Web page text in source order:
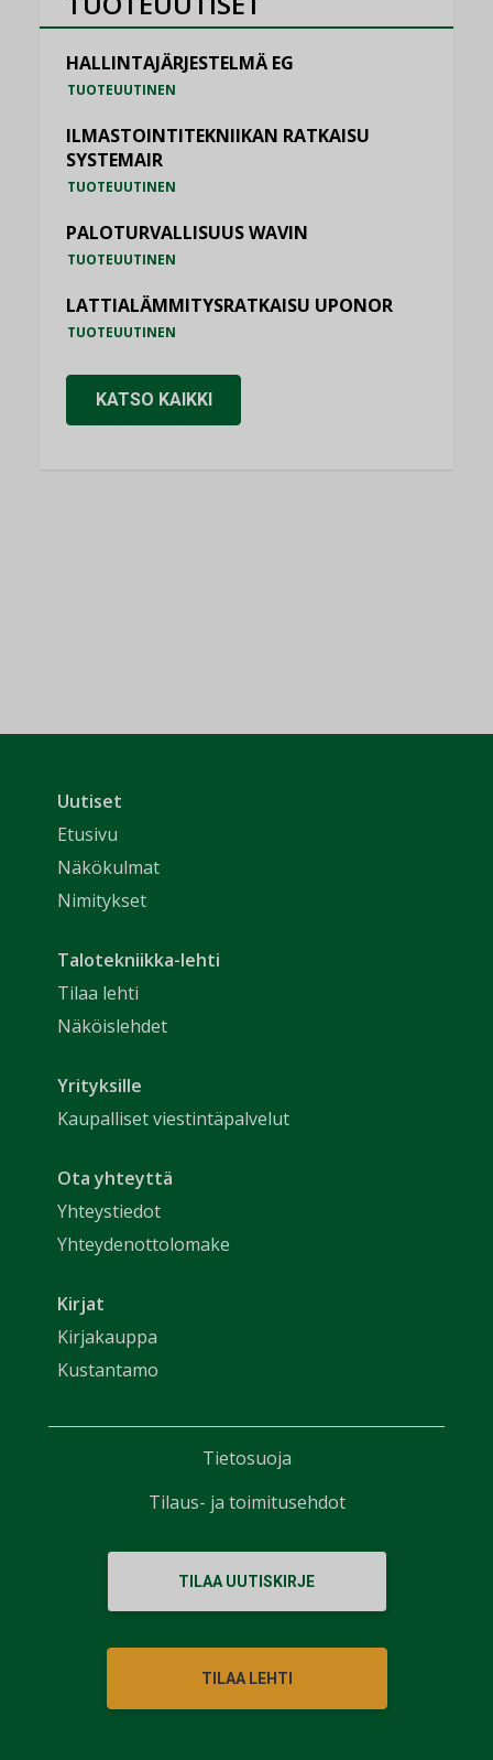
HALLINTAJÄRJESTELMÄ EG
TUOTEUUTINEN
ILMASTOINTITEKNIIKAN RATKAISU
SYSTEMAIR
TUOTEUUTINEN
PALOTURVALLISUUS WAVIN
TUOTEUUTINEN
LATTIALÄMMITYSRATKAISU UPONOR
TUOTEUUTINEN
KATSO KAIKKI
Uutiset
Etusivu
Näkökulmat
Nimitykset
Talotekniikka-lehti
Tilaa lehti
Näköislehdet
Yrityksille
Kaupalliset viestintäpalvelut
Ota yhteyttä
Yhteystiedot
Yhteydenottolomake
Kirjat
Kirjakauppa
Kustantamo
TILAA UUTISKIRJE
TILAA LEHTI
Tietosuoja
Tilaus- ja toimitusehdot